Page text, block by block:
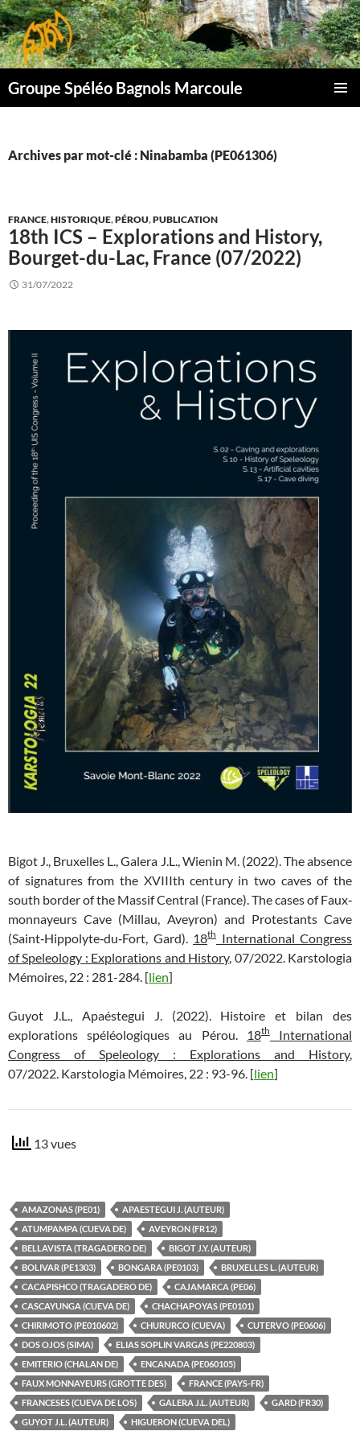
Aller
au
contenu
Groupe Spéléo Bagnols Marcoule
Archives par mot-clé : Ninabamba (PE061306)
FRANCE,HISTORIQUE,PÉROU,PUBLICATION
18th ICS – Explorations and History,
Bourget-du-Lac, France (07/2022)
31/07/2022
Bigot J., Bruxelles L., Galera J.L., Wienin M. (2022). The absence
of signatures from the XVIIIth century in two caves of the
south border of the Massif Central (France). The cases of Faux‐
monnayeurs Cave (Millau, Aveyron) and Protestants Cave
(Saint‐Hippolyte‐du‐Fort, Gard). 18th International Congress
of Speleology : Explorations and History, 07/2022. Karstologia
Mémoires, 22 : 281-284. [lien]
Guyot J.L., Apaéstegui J. (2022). Histoire et bilan des
explorations spéléologiques au Pérou. 18thInternational
Congress of Speleology : Explorations and History,
07/2022. Karstologia Mémoires, 22 : 93-96. [lien]
13 vues
AMAZONAS (PE01)
APAESTEGUI J. (AUTEUR)
ATUMPAMPA (CUEVA DE)
AVEYRON (FR12)
BELLAVISTA (TRAGADERO DE)
BIGOT J.Y. (AUTEUR)
BOLIVAR (PE1303)
BONGARA (PE0103)
BRUXELLES L. (AUTEUR)
CACAPISHCO (TRAGADERO DE)
CAJAMARCA (PE06)
CASCAYUNGA (CUEVA DE)
CHACHAPOYAS (PE0101)
CHIRIMOTO (PE010602)
CHURURCO (CUEVA)
CUTERVO (PE0606)
DOS OJOS (SIMA)
ELIAS SOPLIN VARGAS (PE220803)
EMITERIO (CHALAN DE)
ENCANADA (PE060105)
FAUX MONNAYEURS (GROTTE DES)
FRANCE (PAYS-FR)
FRANCESES (CUEVA DE LOS)
GALERA J.L. (AUTEUR)
GARD (FR30)
GUYOT J.L. (AUTEUR)
HIGUERON (CUEVA DEL)